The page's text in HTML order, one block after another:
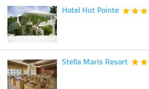
Hotel Hut Pointe
Stella Maris Resort